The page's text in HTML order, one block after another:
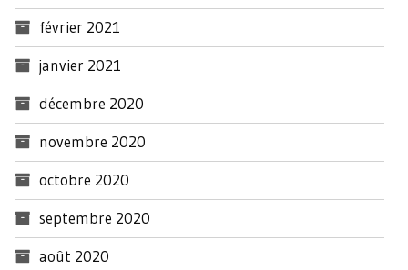
février 2021
janvier 2021
décembre 2020
novembre 2020
octobre 2020
septembre 2020
août 2020